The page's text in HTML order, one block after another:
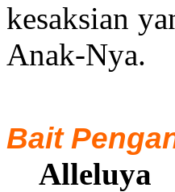
kesaksian
Anak-Nya.
Bait
Alleluya